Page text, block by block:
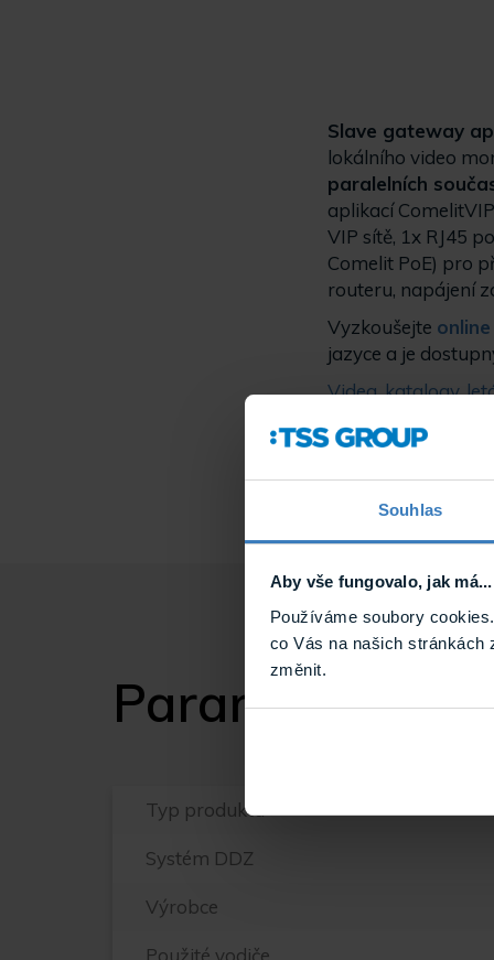
Souhlas
Aby vše fungovalo, jak má...
Používáme soubory
co Vás na našich stránkách
změnit.
Slave gateway
lokálního video
paralelních
aplikací
VIP sítě, 1x RJ45
Comelit PoE) pro
routeru, napájení
Vyzkoušejte
jazyce a je
Videa,katalogy,
www.vratniky.cz
Parametry
Typ produktu
Systém DDZ
Výrobce
Použité vodiče